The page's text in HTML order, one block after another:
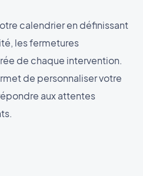
calendrier en définissant
les fermetures
de chaque intervention.
de personnaliser votre
aux attentes